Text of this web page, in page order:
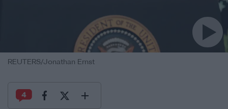
REUTERS/Jonathan Ernst
4